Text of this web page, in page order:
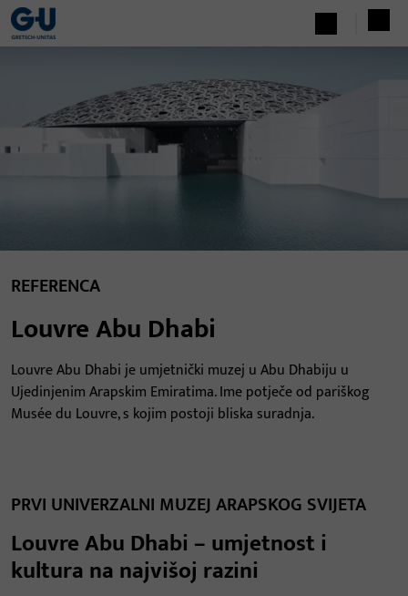
REFERENCA
Louvre Abu Dhabi
Louvre Abu Dhabi je umjetnički muzej u Abu Dhabiju u
Ujedinjenim Arapskim Emiratima. Ime potječe od pariškog
Musée du Louvre, s kojim postoji bliska suradnja.
PRVI UNIVERZALNI MUZEJ ARAPSKOG SVIJETA
Louvre Abu Dhabi – umjetnost i
kultura na najvišoj razini